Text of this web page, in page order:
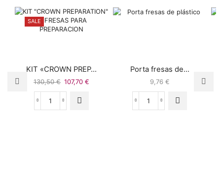
SALE
KIT «CROWN PREP...
130,50€ 107,70 €
Porta fresas de...
9,76 €